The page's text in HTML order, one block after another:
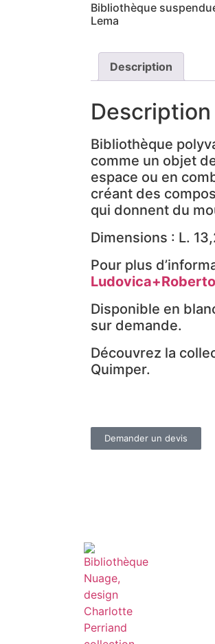
Bibliothèque
Lema
Description
Description
Bibliothèque
comme un objet
espace ou en
créant des
qui donnent du
Dimensions : L.
Pour plus
Disponible en
sur demande.
Découvrez la
Quimper.
Demander un devis